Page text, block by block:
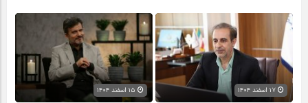
۱۷ اسفند ۱۴۰۴